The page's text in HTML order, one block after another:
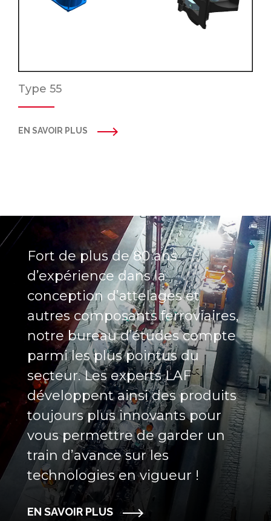
Type 55
EN SAVOIR PLUS
Fort de plus de 80 ans
d’expérience dans la
conception d’attelages et
autres composants ferroviaires,
notre bureau d’études compte
parmi les plus pointus du
secteur. Les experts LAF
développent ainsi des produits
toujours plus innovants pour
vous permettre de garder un
train d’avance sur les
technologies en vigueur !
EN SAVOIR PLUS